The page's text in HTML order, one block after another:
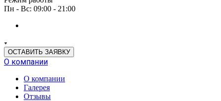
Пн - Вс: 09:00 - 21:00
ОСТАВИТЬ ЗАЯВКУ
О компании
О компании
Галерея
Отзывы